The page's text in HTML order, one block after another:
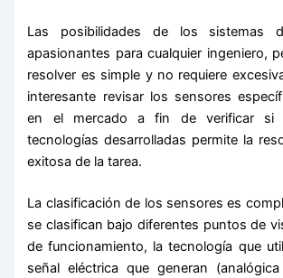
Las posibilidades de los sistemas
apasionantes para cualquier ingeniero,
resolver es simple y no requiere
interesante revisar los sensores
en el mercado a fin de verificar si
tecnologías desarrolladas permite la
exitosa de la tarea.
La clasificación de los sensores es
se clasifican bajo diferentes puntos de
de funcionamiento, la tecnología que
señal eléctrica que generan